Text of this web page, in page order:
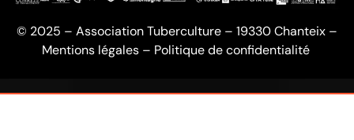
© 2025 – Association Tuberculture – 19330 Chanteix –
Mentions légales– Politique de confidentialité